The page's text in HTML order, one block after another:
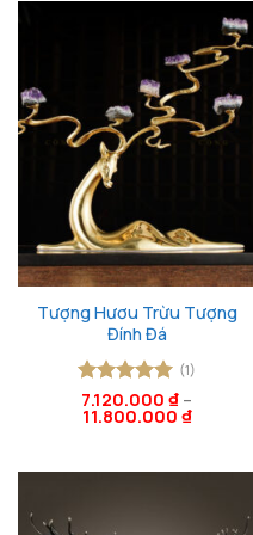
Tượng Hươu Trừu Tượng
Đính Đá
Được xếp
hạng55
(1)
7.120.000 ₫ –
11.800.000 ₫